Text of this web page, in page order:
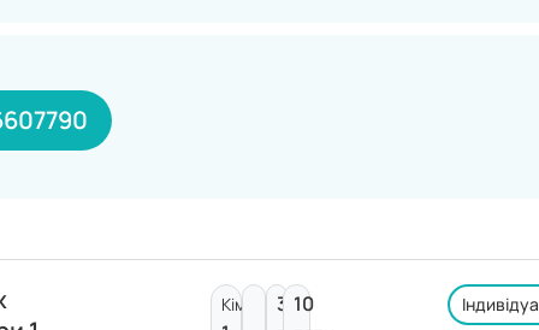
Кімнат:3 10